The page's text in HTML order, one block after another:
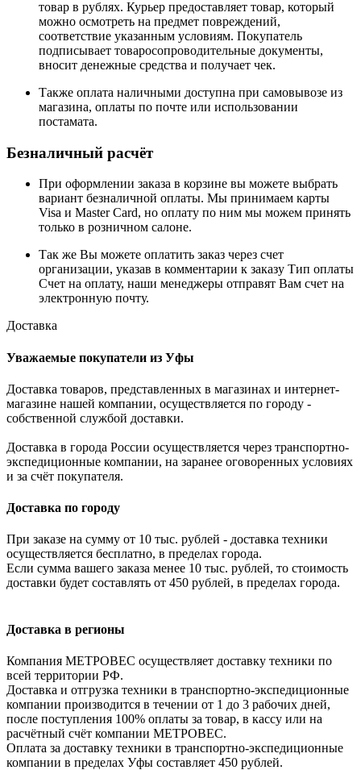
товар в рублях. Курьер предоставляет товар, который
можно осмотреть на предмет повреждений,
соответствие указанным условиям. Покупатель
подписывает товаросопроводительные документы,
вносит денежные средства и получает чек.
Также оплата наличными доступна при самовывозе из
магазина, оплаты по почте или использовании
постамата.
Безналичный расчёт
При оформлении заказа в корзине вы можете выбрать
вариант безналичной оплаты. Мы принимаем карты
Visa и Master Card, но оплату по ним мы можем принять
только в розничном салоне.
Так же Вы можете оплатить заказ через счет
организации, указав в комментарии к заказу Тип оплаты
Счет на оплату, наши менеджеры отправят Вам счет на
электронную почту.
Доставка
Уважаемые покупатели из Уфы
Доставка товаров, представленных в магазинах и интернет-
магазине нашей компании, осуществляется по городу -
собственной службой доставки.
Доставка в города России осуществляется через транспортно-
экспедиционные компании, на заранее оговоренных условиях
и за счёт покупателя.
Доставка по городу
При заказе на сумму от 10 тыс. рублей - доставка техники
осуществляется бесплатно, в пределах города.
Если сумма вашего заказа менее 10 тыс. рублей, то стоимость
доставки будет составлять от 450 рублей, в пределах города.
Доставка в регионы
Компания МЕТРОВЕС осуществляет доставку техники по
всей территории РФ.
Доставка и отгрузка техники в транспортно-экспедиционные
компании производится в течении от 1 до 3 рабочих дней,
после поступления 100% оплаты за товар, в кассу или на
расчётный счёт компании МЕТРОВЕС.
Оплата за доставку техники в транспортно-экспедиционные
компании в пределах Уфы составляет 450 рублей.